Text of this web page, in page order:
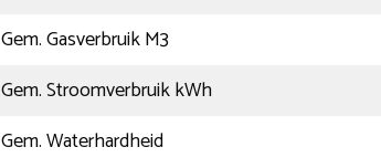
Gem. Gasverbruik M3
Gem. Stroomverbruik kWh
Gem. Waterhardheid